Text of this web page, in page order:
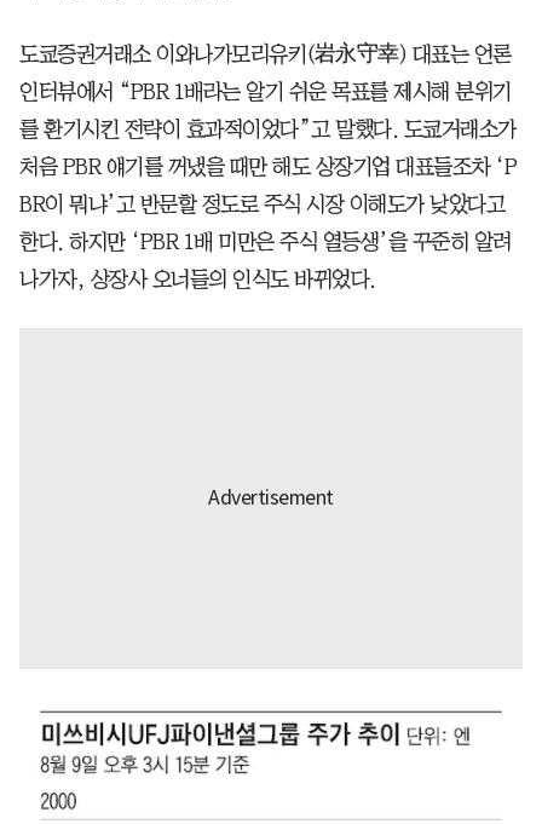
도쿄증권거래소 이와나가모리유키(岩永守幸) 대표는 언론
인터뷰에서 “PBR 1배라는 알기 쉬운 목표를 제시해 분위기
를 환기시킨 전략이 효과적이었다”고 말했다. 도쿄거래소가
처음 PBR 얘기를 꺼냈을 때만 해도 상장기업 대표들조차 ‘P
BR이 뭐냐’고 반문할 정도로 주식 시장 이해도가 낮았다고
한다. 하지만 ‘PBR 1배 미만은 주식 열등생’을 꾸준히 알려
나가자, 상장사 오너들의 인식도 바뀌었다.